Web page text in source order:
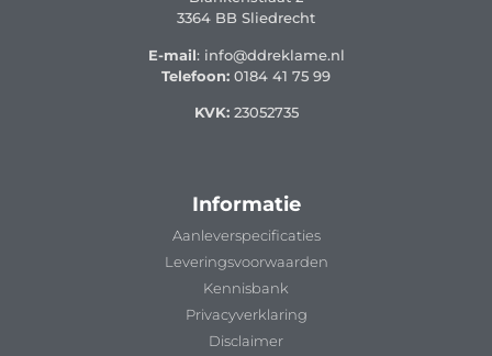
3364 BB Sliedrecht
E-mail: info@ddreklame.nl
Telefoon: 0184 41 75 99
KVK: 23052735
Informatie
Aanleverspecificaties
Leveringsvoorwaarden
Kennisbank
Privacyverklaring
Disclaimer